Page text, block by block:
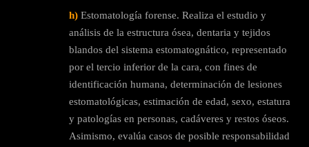
h) Estomatología forense. Realiza el estudio y
análisis de la estructura ósea, dentaria y tejidos
blandos del sistema estomatognático, representado
por el tercio inferior de la cara, con fines de
identificación humana, determinación de lesiones
estomatológicas, estimación de edad, sexo, estatura
y patologías en personas, cadáveres y restos óseos.
Asimismo, evalúa casos de posible responsabilidad